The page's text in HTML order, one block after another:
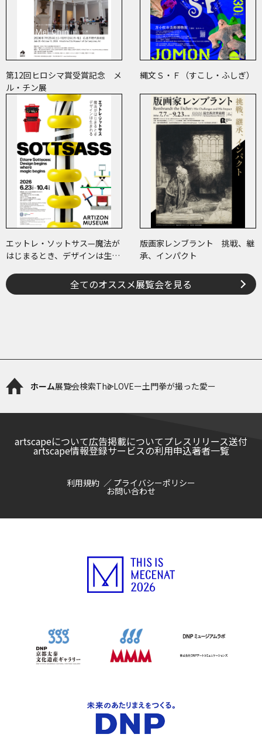
第12回ヒロシマ賞受賞記念 メ
ル・チン展
縄文Ｓ・Ｆ（すこし・ふしぎ）
エットレ・ソットサス—魔法が
はじまるとき、デザインは生ま
版画家レンブラント 挑戦、継
承、インパクト
全てのオススメ展覧会を見る
ホーム展覧会検索The LOVEー土門拳が撮った愛ー
artscapeについて広告掲載についてプレスリリース送付
artscape情報登録サービスの利用申込著者一覧
利用規約 プライバシーポリシー
お問い合わせ